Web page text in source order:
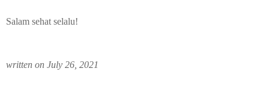
Salam sehat selalu!
written on July 26, 2021